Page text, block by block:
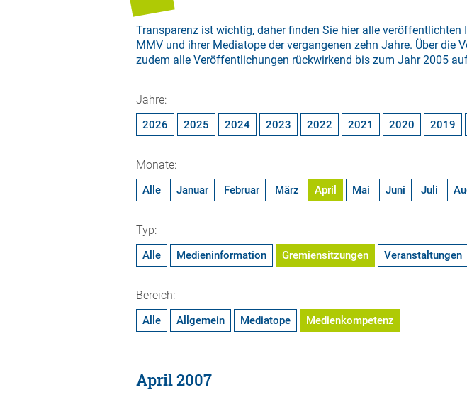
Transparenz ist wichtig, daher finden Sie hier alle veröffentlichten
MMV und ihrer Mediatope der vergangenen zehn Jahre. Über die
zudem alle Veröffentlichungen rückwirkend bis zum Jahr 2005
Jahre:
2026 2025 2024 2023 2022 2021 2020 2019
Monate:
Alle Januar Februar März April Mai Juni Juli
Typ:
Alle Medieninformation Gremiensitzungen Veranstaltungen
Bereich:
Alle Allgemein Mediatope Medienkompetenz
April 2007